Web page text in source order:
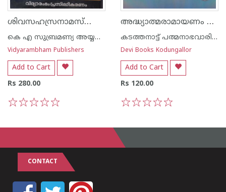
ശിവസഹസ്രനാമസ്തോത്രം രുദ്രപ്രിയ വ്യാഖ്യാനം
കെ എ സുബ്രമണ്യ അയ്യര്‍ എം എ എല്‍ റ്റി
Vidyarambham Publishers
Add to Cart
Rs 280.00
അദ്ധ്യാത്മരാമായണം സുന്ദരകാണ്ഡം
കടത്തനാട്ട് പത്മനാഭവാരിയര്‍
Devi Books Kodungallor
Add to Cart
Rs 120.00
CONTACT